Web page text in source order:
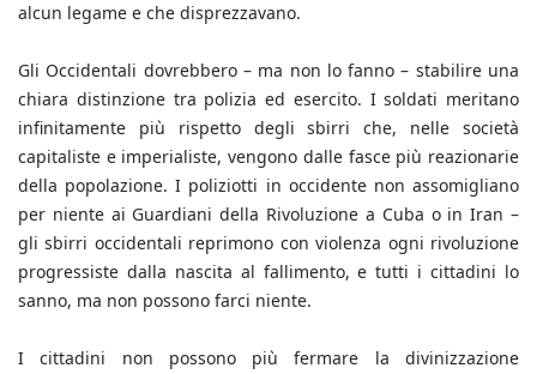
alcun legame e che disprezzavano.
Gli Occidentali dovrebbero – ma non lo fanno – stabilire una
chiara distinzione tra polizia ed esercito. I soldati meritano
infinitamente più rispetto degli sbirri che, nelle società
capitaliste e imperialiste, vengono dalle fasce più reazionarie
della popolazione. I poliziotti in occidente non assomigliano
per niente ai Guardiani della Rivoluzione a Cuba o in Iran –
gli sbirri occidentali reprimono con violenza ogni rivoluzione
progressiste dalla nascita al fallimento, e tutti i cittadini lo
sanno, ma non possono farci niente.
I cittadini non possono più fermare la divinizzazione